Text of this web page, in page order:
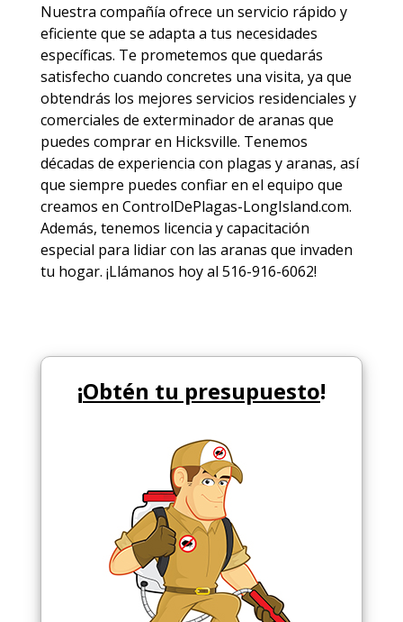
Nuestra compañía ofrece un servicio rápido y
eficiente que se adapta a tus necesidades
específicas. Te prometemos que quedarás
satisfecho cuando concretes una visita, ya que
obtendrás los mejores servicios residenciales y
comerciales de exterminador de aranas que
puedes comprar en Hicksville. Tenemos
décadas de experiencia con plagas y aranas, así
que siempre puedes confiar en el equipo que
creamos en ControlDePlagas-LongIsland.com.
Además, tenemos licencia y capacitación
especial para lidiar con las aranas que invaden
tu hogar. ¡Llámanos hoy al 516-916-6062!
¡Obtén tu presupuesto!